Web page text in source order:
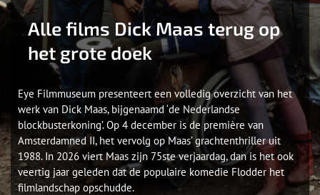
Alle films Dick Maas terug op
het grote doek
Eye Filmmuseum presenteert een volledig overzicht van het
werk van Dick Maas, bijgenaamd ‘de Nederlandse
blockbusterkoning’. Op 4 december is de première van
Amsterdamned II, het vervolg op Maas’ grachtenthriller uit
1988. In 2026 viert Maas zijn 75ste verjaardag, dan is het ook
veertig jaar geleden dat de populaire komedie Flodder het
filmlandschap opschudde.